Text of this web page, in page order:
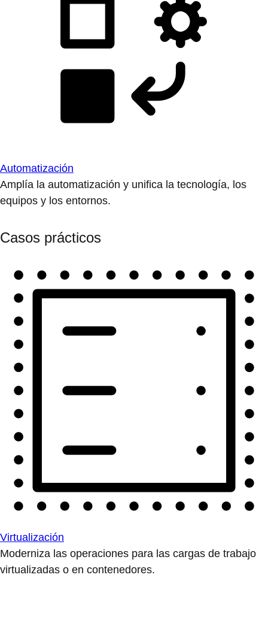
Automatización
Amplía la automatización y unifica la tecnología, los
equipos y los entornos.
Casos prácticos
Virtualización
Moderniza las operaciones para las cargas de trabajo
virtualizadas o en contenedores.